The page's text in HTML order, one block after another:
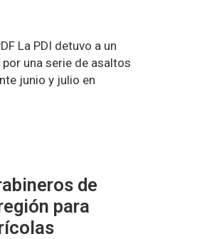
La PDI detuvo a un
una serie de asaltos
junio y julio en
de
para